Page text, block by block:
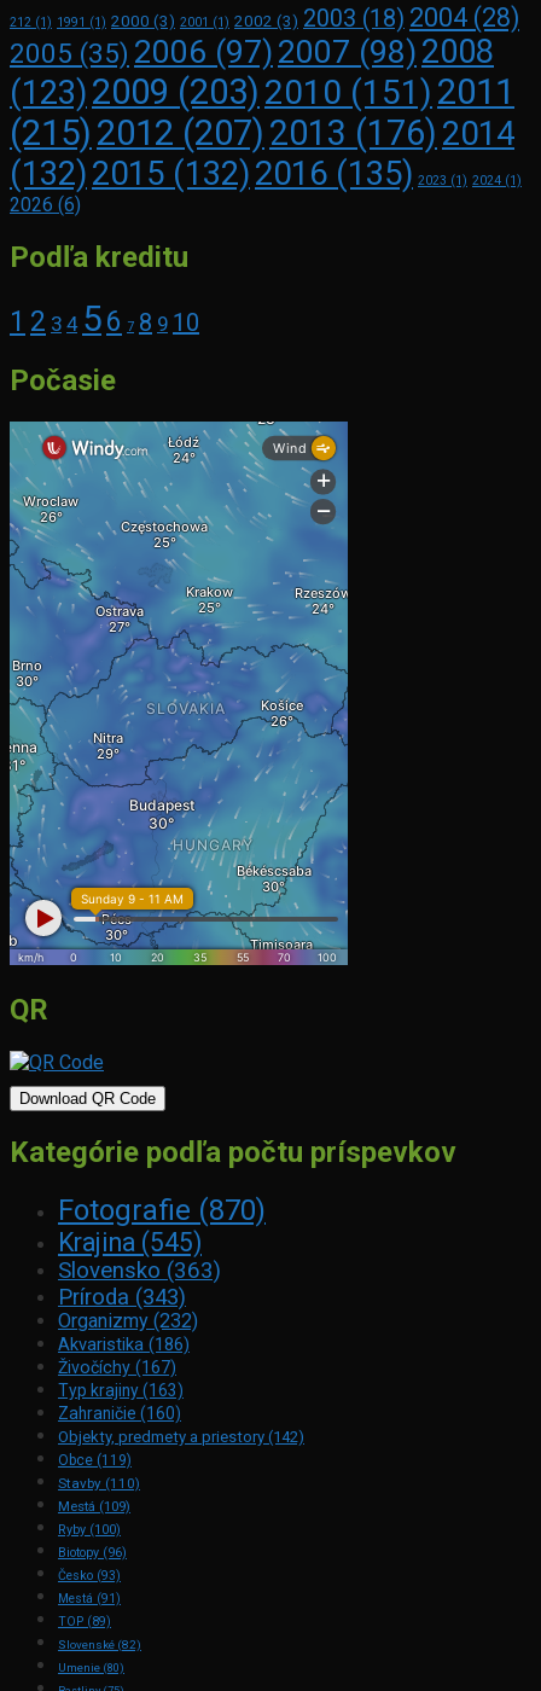
212 (1) 1991 (1) 2000 (3) 2001 (1) 2002 (3) 2003 (18) 2004 (28)
2005 (35) 2006 (97) 2007 (98) 2008
(123)2009 (203) 2010 (151) 2011
(215) 2012 (207) 2013 (176) 2014
(132)2015 (132)2016 (135) 2023 (1) 2024 (1)
2026 (6)
Podľa kreditu
1 2 3 4 56 7 8 9 10
Počasie
QR
Download QR Code
Kategórie podľa počtu príspevkov
Fotografie (870)
Krajina (545)
Slovensko (363)
Príroda (343)
Organizmy (232)
Akvaristika (186)
Živočíchy (167)
Typ krajiny(163)
Zahraničie (160)
Objekty, predmety a priestory (142)
Obce (119)
Stavby (110)
Mestá (109)
Ryby (100)
Biotopy (96)
Česko (93)
Mestá (91)
TOP (89)
Slovenské (82)
Umenie (80)